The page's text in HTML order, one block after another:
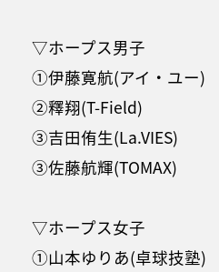
▽ホープス男子
①伊藤寛航(アイ・ユー)
②釋翔(T-Field)
③吉田侑生(La.VIES)
③佐藤航輝(TOMAX)
▽ホープス女子
①山本ゆりあ(卓球技塾)